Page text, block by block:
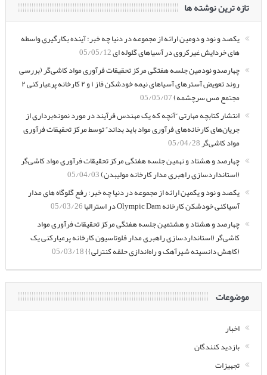
تازه ترین نوشته ها
یکصد و نود و دومین ارائه از مجموعه در دنیا چه خبر: آینده بکارگیری واسطه
های خردایش غیرکروی در آسیاهای گلوله ای05/05/12
چهارصدو نودمین جلسه هفتگی مرکز تحقیقات فرآوری مواد کاشی‌گر (بررسی
روند تعویض آسترهای آسیاهای نیمه خودشکن فاز ۱ و ۲ کارخانه پرعیارکنی ۲
مجتمع مس سرچشمه)05/05/07
انتشار کتابچه مهارتی “آنچه که یک مهندس فرآیند در مورد نمونه‌برداری از
جریان‌های کارخانه‌های فرآوری مواد باید بداند” توسط مرکز تحقیقات فرآوری
مواد کاشی‌گر05/04/28
چهارصد و هشتاد و نهمین جلسه هفتگی مرکز تحقیقات فرآوری مواد کاشی‌گر
(استانداردسازی راهبری مدار کارخانه مولیبدن)05/04/03
یکصد و نود و یکمین ارائه از مجموعه در دنیا چه خبر: رفع گلوگاه های مدار
آسیاکنی خودشکن کارخانه Olympic Dam در استرالیا
05/03/26
چهارصد و هشتاد و هشتمین جلسه هفتگی مرکز تحقیقات فرآوری مواد
کاشی‌گر (استانداردسازی راهبری مدار فلوتاسیون کارخانه پرعیارکنی یک
(کاهش دانسیته شیرآهک و راه‌اندازی حلقه کنترلی))05/03/18
موضوعات
اخبار
بازدید کنندگان
تجهیزات